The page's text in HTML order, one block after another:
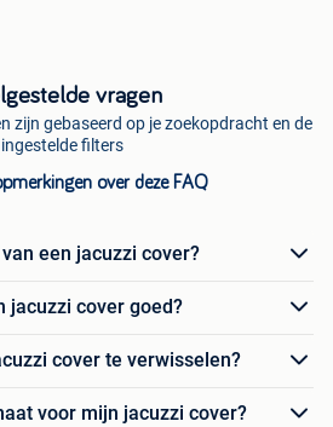
vragen
zijn gebaseerd op je zoekopdracht en de
ingestelde filters
over deze FAQ
een jacuzzi cover?
jacuzzi cover goed?
cover te verwisselen?
voor mijn jacuzzi cover?